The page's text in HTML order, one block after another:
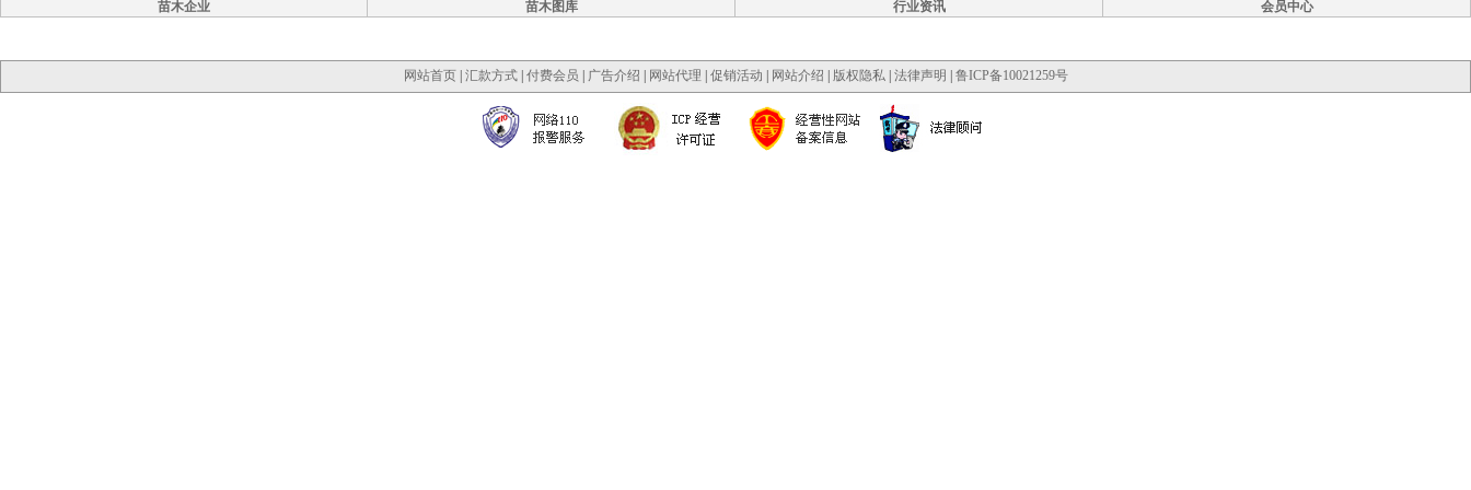
苗木企业 苗木图库 行业资讯 会员中心
网站首页| 汇款方式| 付费会员 广告介绍 网站代理 促销活动 网站介绍 版权隐私| 法律声明 鲁ICP备10021259号